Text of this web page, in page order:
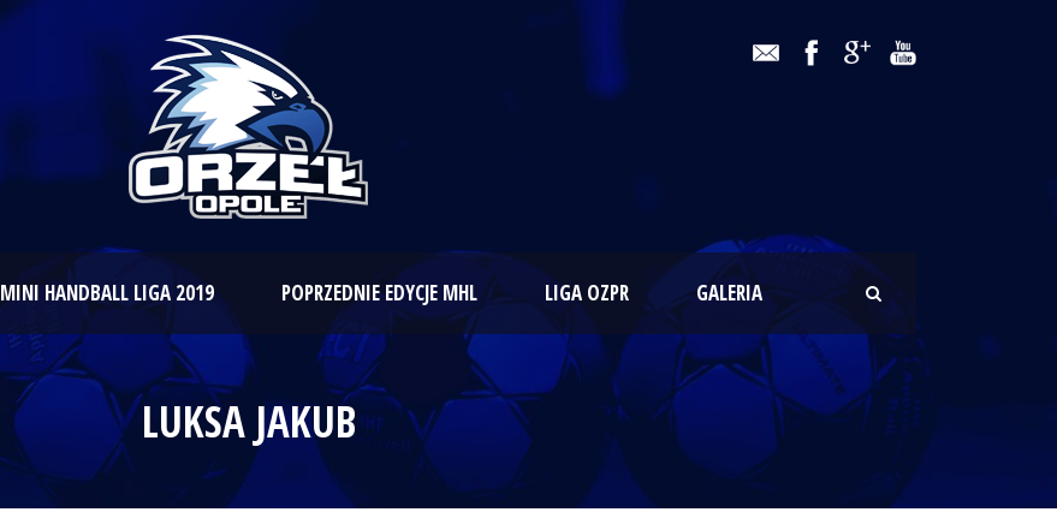
MINI HANDBALL LIGA 2019 POPRZEDNIE EDYCJE MHL LIGA OZPR GALERIA
LUKSA JAKUB